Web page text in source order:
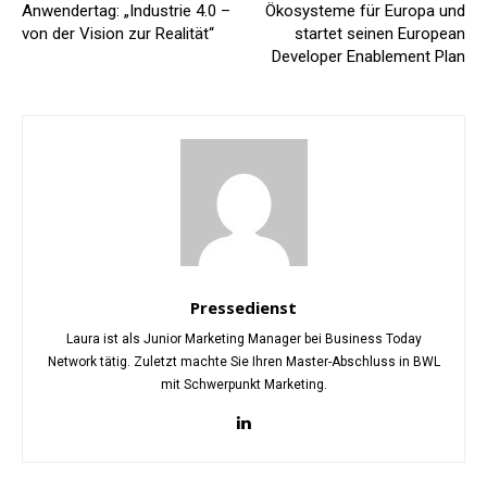
Anwendertag: „Industrie 4.0 –
von der Vision zur Realität“
Ökosysteme für Europa und
startet seinen European
Developer Enablement Plan
Pressedienst
Laura ist als Junior Marketing Manager bei Business Today
Network tätig. Zuletzt machte Sie Ihren Master-Abschluss in BWL
mit Schwerpunkt Marketing.